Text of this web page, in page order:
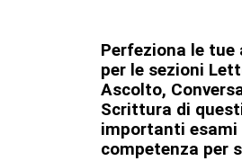
Perfeziona le tue
per le sezioni
Ascolto,
Scrittura di
importanti esami
competenza per